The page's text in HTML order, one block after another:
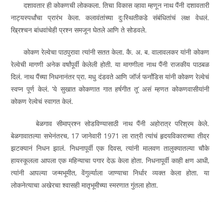
दशावतार ही कोकणची लोककला. तिचा विकास व्हावा म्हणून नाथ पैंनी दशावतारी
नाट्यस्पर्धांचा प्रारंभ केला. कलावंतांच्या दुःस्थितीकडे संबंधितांचं लक्ष वेधलं.
ख्रिश्‍चन बांधवांचेही प्रश्‍न समजून घेतले आणि ते सोडवले.
कोकण रेल्वेचा पाठपुरावा त्यांनी सतत केला. कै. अ. ब. वालावलकर यांनी कोकण
रेल्वेची मागणी अनेक वर्षांपूर्वी केलेली होती. या मागणीला नाथ पैंनी राजकीय पाठबळ
दिलं. नाथ पैंच्या निधनानंतर प्रा. मधु दंडवते आणि जॉर्ज फर्नांडिस यांनी कोकण रेल्वेचं
स्वप्न पूर्ण केलं. ‘ये सुखात कोकणात गात हर्षगीत तू’ असं म्हणत कोकणवासीयांनी
कोकण रेल्वेचं स्वागत केलं.
बेळगाव सीमाप्रश्‍न सोडविण्यासाठी नाथ पैंनी अहोरात्र परिश्रम केले.
बेळगावातल्या सभेनंतरच, 17 जानेवारी 1971 ला रात्री त्यांचं हृदयविकाराच्या तीव्र
झटक्यानं निधन झालं. निधनापूर्वी एक दिवस, त्यांनी मालवण तालुक्यातल्या चौके
हायस्कूलला आपला एक महिन्याचा पगार देऊ केला होता. निधनापूर्वी काही क्षण आधी,
त्यांनी आपल्या जन्मभूमीत, वेंगुर्ल्याला जाण्याचा निर्धार व्यक्त केला होता. या
लोकनेत्याचा अखेरचा श्‍वासही मातृभूमीच्या स्मरणात गुंतला होता.